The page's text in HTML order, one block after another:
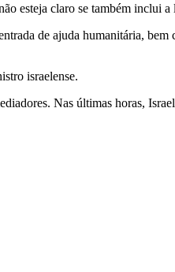
esteja claro se também inclui
de ajuda humanitária, bem
israelense.
Nas últimas horas,